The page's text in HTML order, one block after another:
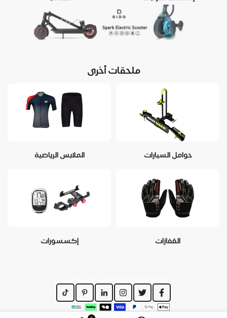
ملحقات أخرى
حوامل السيارات الملابس الرياضية
القفازات إكسسورات